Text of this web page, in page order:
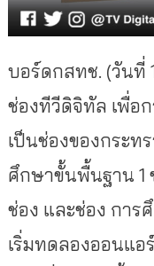
บอร์ดกสทช. (วันที่
ช่องทีวีดิจิทัล เพื่อ
เป็นช่องของกระท
ศึกษาขั้นพื้นฐาน 1
ช่อง และช่อง การ
เริ่มทดลองออนแอ